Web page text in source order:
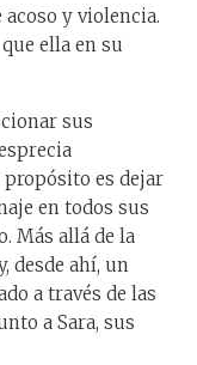
y violencia.
ella en su
sus
es dejar
en todos sus
Más allá de la
desde ahí, un
a través de las
a Sara, sus